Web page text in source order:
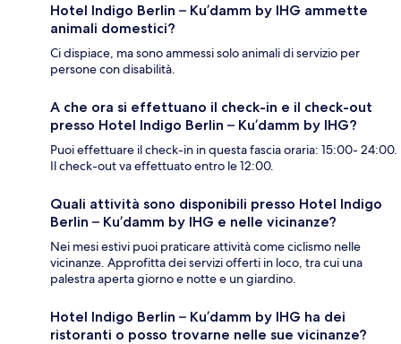
Hotel Indigo Berlin – Ku’damm by IHG ammette
animali domestici?
Ci dispiace, ma sono ammessi solo animali di servizio per
persone con disabilità.
A che ora si effettuano il check-in e il check-out
presso Hotel Indigo Berlin – Ku’damm by IHG?
Puoi effettuare il check-in in questa fascia oraria: 15:00- 24:00.
Il check-out va effettuato entro le 12:00.
Quali attività sono disponibili presso Hotel Indigo
Berlin – Ku’damm by IHG e nelle vicinanze?
Nei mesi estivi puoi praticare attività come ciclismo nelle
vicinanze. Approfitta dei servizi offerti in loco, tra cui una
palestra aperta giorno e notte e un giardino.
Hotel Indigo Berlin – Ku’damm by IHG ha dei
ristoranti o posso trovarne nelle sue vicinanze?